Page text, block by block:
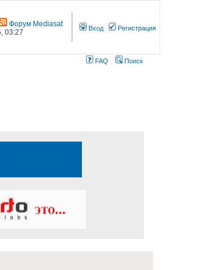
Форум Mediasat
03:27
Вход Регистрация
FAQ Поиск